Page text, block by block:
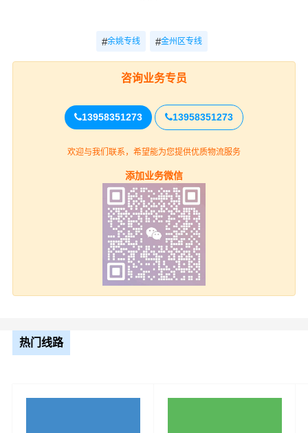
考
参考
电话咨询
余姚(全境)（详细提货位置请电话
沟通）
大连金州区
金州区(全境)（详细送货位置请电
话沟通）
整车运输报价参考（4.2米-17.5米平板，高栏或厢车）
#余姚专线 #金州区专线
咨询业务专员
13958351273 13958351273
欢迎与我们联系，希望能为您提供优质物流服务
添加业务微信
热门线路